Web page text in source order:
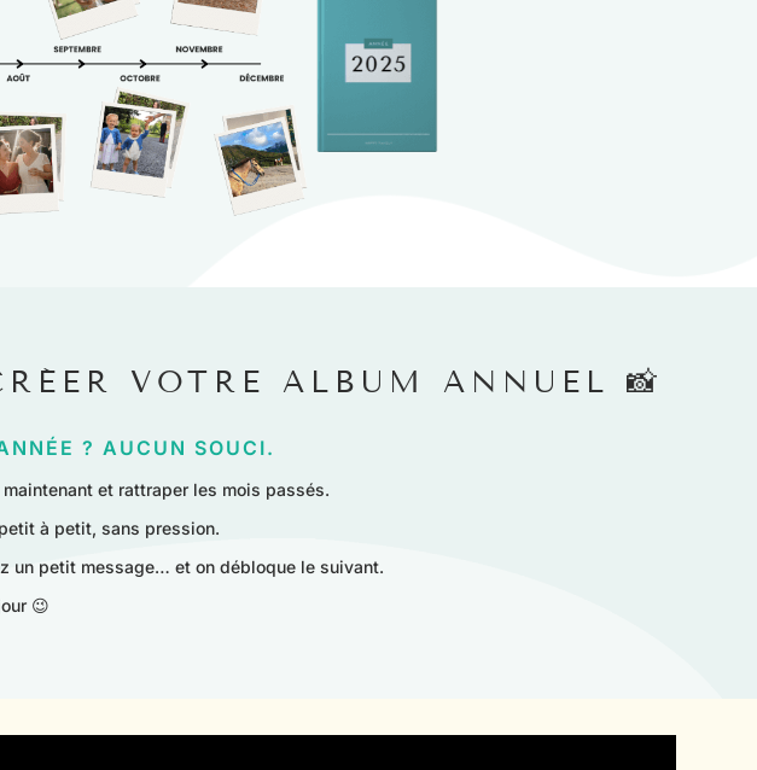
VOTRE ALBUM ANNUEL 📸
? AUCUN SOUCI.
et rattraper les mois passés.
à petit, sans pression.
un petit message… et on débloque le suivant.
😉